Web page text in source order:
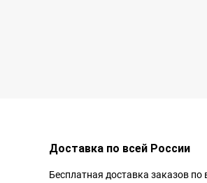
Доставка по всей России
Бесплатная доставка заказов по